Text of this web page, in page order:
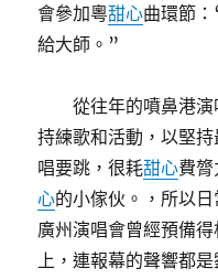
會參加粵甜心曲環節
給大師。”
從往年的噴鼻港演
持練歌和活動，以堅
唱要跳，很耗甜心費
心的小傢伙。，所以
廣州演唱會曾經預備
上，連報幕的聲響都